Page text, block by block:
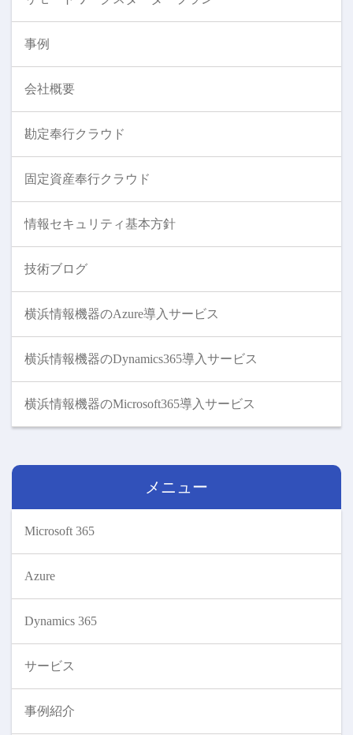
事例
会社概要
勘定奉行クラウド
固定資産奉行クラウド
情報セキュリティ基本方針
技術ブログ
横浜情報機器のAzure導入サービス
横浜情報機器のDynamics365導入サービス
横浜情報機器のMicrosoft365導入サービス
メニュー
Microsoft 365
Azure
Dynamics 365
サービス
事例紹介